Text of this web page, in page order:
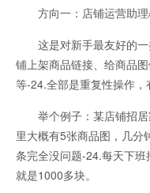
方向一：店铺运营助理/
这是对新手最友好的一
铺上架商品链接、给商品
等-24.全部是重复性操作，
举个例子：某店铺招居
里大概有5张商品图，几分
条完全没问题-24.每天下
就是1000多块。